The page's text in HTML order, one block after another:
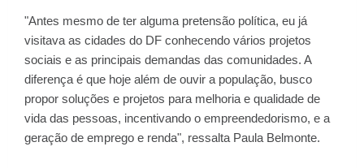
"Antes mesmo de ter alguma pretensão política, eu já
visitava as cidades do DF conhecendo vários projetos
sociais e as principais demandas das comunidades. A
diferença é que hoje além de ouvir a população, busco
propor soluções e projetos para melhoria e qualidade de
vida das pessoas, incentivando o empreendedorismo, e a
geração de emprego e renda", ressalta Paula Belmonte.